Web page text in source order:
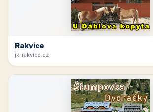
Rakvice
jk-rakvice.cz